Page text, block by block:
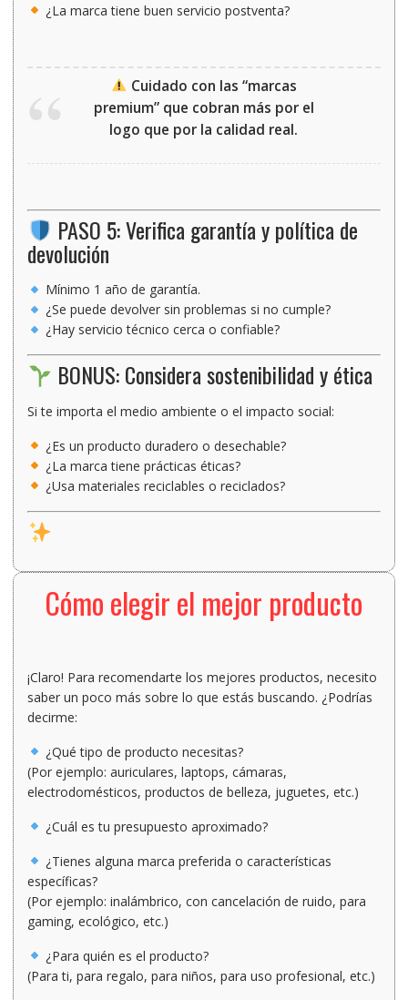
¿La marca tiene buen servicio postventa?
Cuidado con las “marcas
premium” que cobran más por el
logo que por la calidad real.
PASO 5: Verifica garantía y política de
devolución
Mínimo 1 año de garantía.
¿Se puede devolver sin problemas si no cumple?
¿Hay servicio técnico cerca o confiable?
BONUS: Considera sostenibilidad y ética
Si te importa el medio ambiente o el impacto social:
¿Es un producto duradero o desechable?
¿La marca tiene prácticas éticas?
¿Usa materiales reciclables o reciclados?
Cómo elegir el mejor producto
¡Claro! Para recomendarte los mejores productos, necesito
saber un poco más sobre lo que estás buscando. ¿Podrías
decirme:
¿Qué tipo de producto necesitas?
(Por ejemplo: auriculares, laptops, cámaras,
electrodomésticos, productos de belleza, juguetes, etc.)
¿Cuál es tu presupuesto aproximado?
¿Tienes alguna marca preferida o características
específicas?
(Por ejemplo: inalámbrico, con cancelación de ruido, para
gaming, ecológico, etc.)
¿Para quién es el producto?
(Para ti, para regalo, para niños, para uso profesional, etc.)